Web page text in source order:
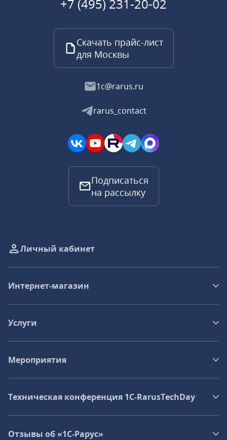
+7 (495) 231-20-02
Скачать прайс-лист
для Москвы
1c@rarus.ru
rarus_contact
Подписаться
на рассылку
Личный кабинет
Интернет-магазин
Услуги
Мероприятия
Техническая конференция 1C‑RarusTechDay
Отзывы об «1С-Рарус»